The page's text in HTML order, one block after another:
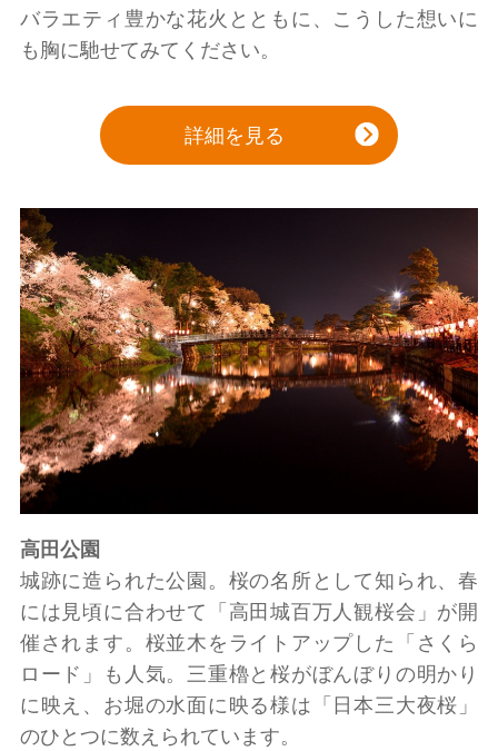
バラエティ豊かな花火とともに、こうした想いに
も胸に馳せてみてください。
詳細を見る
高田公園
城跡に造られた公園。桜の名所として知られ、春
には見頃に合わせて「高田城百万人観桜会」が開
催されます。桜並木をライトアップした「さくら
ロード」も人気。三重櫓と桜がぼんぼりの明かり
に映え、お堀の水面に映る様は「日本三大夜桜」
のひとつに数えられています。